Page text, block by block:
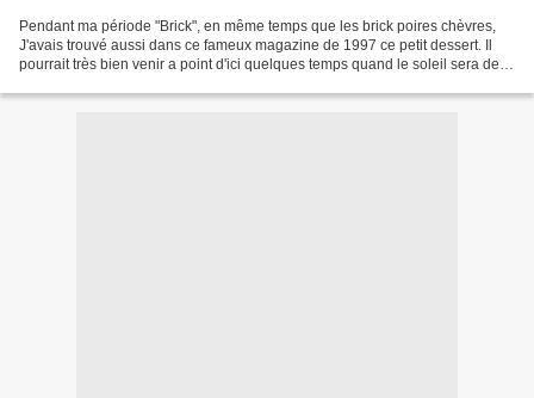
Pendant ma période "Brick", en même temps que les brick poires chèvres,
J'avais trouvé aussi dans ce fameux magazine de 1997 ce petit dessert. Il
pourrait très bien venir a point d'ici quelques temps quand le soleil sera de